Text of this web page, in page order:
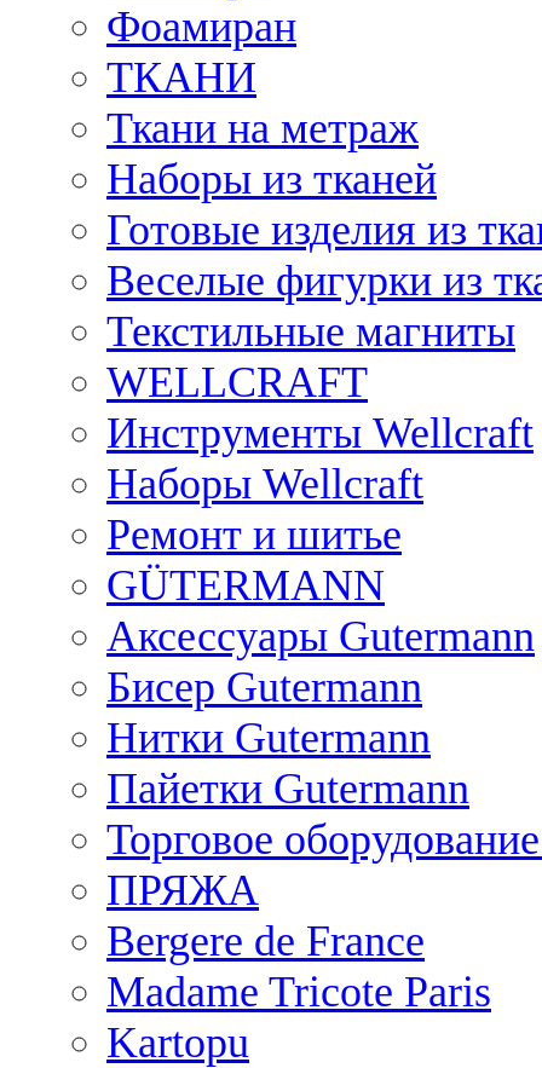
Фоамиран
ТКАНИ
Ткани на метраж
Наборы из тканей
Готовые изделия из
Веселые фигурки из
Текстильные магниты
WELLCRAFT
Инструменты Wellcraft
Наборы Wellcraft
Ремонт и шитье
GÜTERMANN
Аксессуары Gutermann
Бисер Gutermann
Нитки Gutermann
Пайетки Gutermann
Торговое
ПРЯЖА
Bergere de France
Madame Tricote Paris
Kartopu